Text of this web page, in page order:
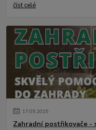
číst celé
17.05.2025
Zahradní postřikovače -